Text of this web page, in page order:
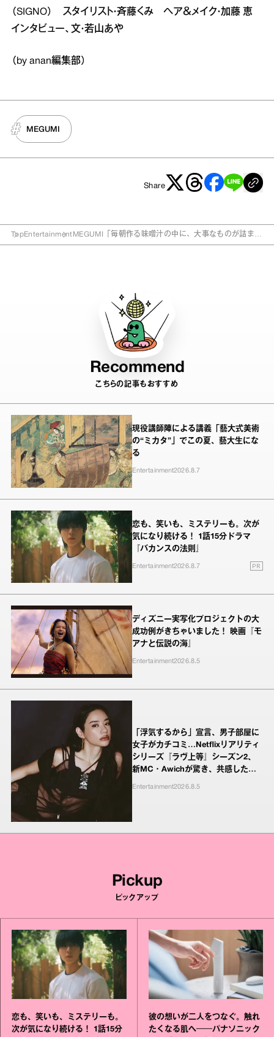
（SIGNO） スタイリスト・斉藤くみ ヘア＆メイク・加藤 恵
インタビュー、文・若山あや
（by anan編集部）
MEGUMI
Share
TopEntertainment MEGUMI「毎朝作る味噌汁の中に、大事なものが詰まっ
Recommend
こちらの記事もおすすめ
現役講師陣による講義「藝大式美術
の“ミカタ”」でこの夏、藝大生にな
る
Entertainment2026.8.7
恋も、笑いも、ミステリーも。次が
気になり続ける！ 1話15分ドラマ
『バカンスの法則』
Entertainment2026.8.7 PR
ディズニー実写化プロジェクトの大
成功例がきちゃいました！ 映画『モ
アナと伝説の海』
Entertainment2026.8.5
「浮気するから」宣言、男子部屋に
女子がカチコミ…Netflixリアリティ
シリーズ『ラヴ上等』シーズン2、
新MC・Awichが驚き、共感したヤ
Entertainment2026.8.5
Pickup
ピックアップ
恋も、笑いも、ミステリーも。
次が気になり続ける！ 1話15分
彼の想いが二人をつなぐ。触れ
たくなる肌へ──パナソニック